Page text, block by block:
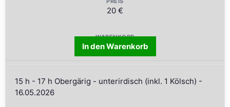
20 €
In den Warenkorb
15 h - 17 h Obergärig - unterirdisch (inkl. 1 Kölsch) -
16.05.2026